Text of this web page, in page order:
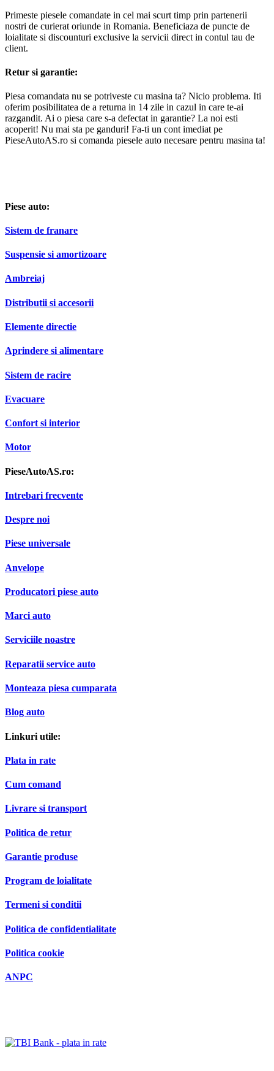
Primeste piesele comandate in cel mai scurt timp prin partenerii
nostri de curierat oriunde in Romania. Beneficiaza de puncte de
loialitate si discounturi exclusive la servicii direct in contul tau de
client.
Retur si garantie:
Piesa comandata nu se potriveste cu masina ta? Nicio problema. Iti
oferim posibilitatea de a returna in 14 zile in cazul in care te-ai
razgandit. Ai o piesa care s-a defectat in garantie? La noi esti
acoperit! Nu mai sta pe ganduri! Fa-ti un cont imediat pe
PieseAutoAS.ro si comanda piesele auto necesare pentru masina ta!
Piese auto:
Sistem de franare
Suspensie si amortizoare
Ambreiaj
Distributii si accesorii
Elemente directie
Aprindere si alimentare
Sistem de racire
Evacuare
Confort si interior
Motor
PieseAutoAS.ro:
Intrebari frecvente
Despre noi
Piese universale
Anvelope
Producatori piese auto
Marci auto
Serviciile noastre
Reparatii service auto
Monteaza piesa cumparata
Blog auto
Linkuri utile:
Plata in rate
Cum comand
Livrare si transport
Politica de retur
Garantie produse
Program de loialitate
Termeni si conditii
Politica de confidentialitate
Politica cookie
ANPC